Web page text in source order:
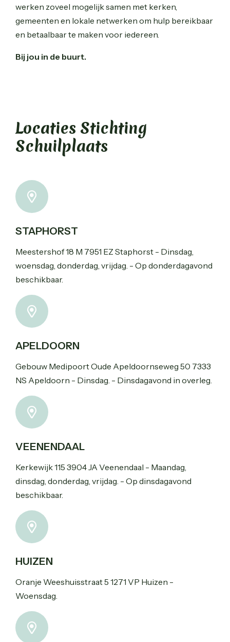
werken zoveel mogelijk samen met kerken,
gemeenten en lokale netwerken om hulp bereikbaar
en betaalbaar te maken voor iedereen.
Bij jou in de buurt.
Locaties Stichting
Schuilplaats
STAPHORST
Meestershof 18 M 7951 EZ Staphorst - Dinsdag,
woensdag, donderdag, vrijdag. - Op donderdagavond
beschikbaar.
APELDOORN
Gebouw Medipoort Oude Apeldoornseweg 50 7333
NS Apeldoorn - Dinsdag. - Dinsdagavond in overleg.
VEENENDAAL
Kerkewijk 115 3904 JA Veenendaal - Maandag,
dinsdag, donderdag, vrijdag. - Op dinsdagavond
beschikbaar.
HUIZEN
Oranje Weeshuisstraat 5 1271 VP Huizen -
Woensdag.